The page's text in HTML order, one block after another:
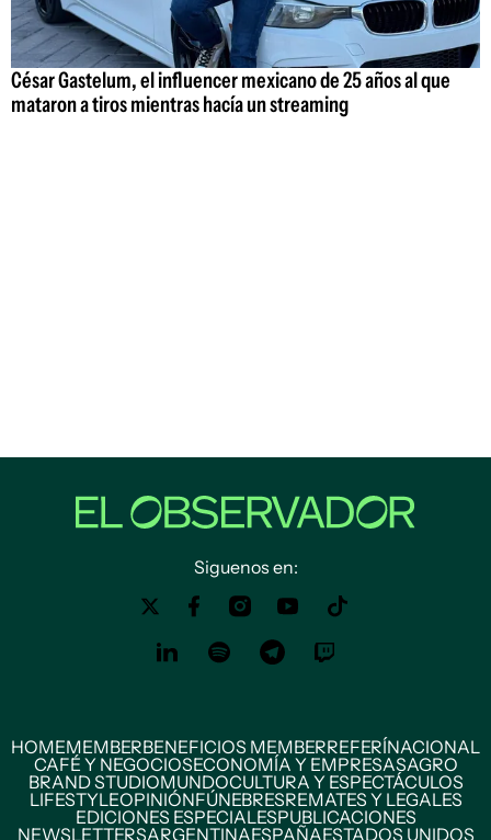
César Gastelum, el influencer mexicano de 25 años al que
mataron a tiros mientras hacía un streaming
Siguenos en:
HOMEMEMBERBENEFICIOS MEMBERREFERÍNACIONAL
CAFÉ Y NEGOCIOSECONOMÍA Y EMPRESASAGRO
BRAND STUDIOMUNDOCULTURA Y ESPECTÁCULOS
LIFESTYLEOPINIÓNFÚNEBRESREMATES Y LEGALES
EDICIONES ESPECIALESPUBLICACIONES
NEWSLETTERSARGENTINAESPAÑAESTADOS UNIDOS